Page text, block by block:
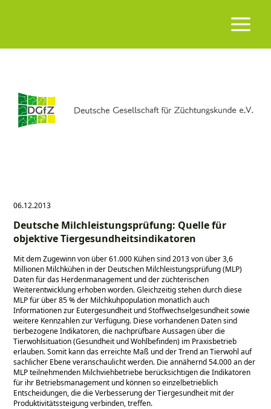
06.12.2013
Deutsche Milchleistungsprüfung: Quelle für
objektive Tiergesundheitsindikatoren
Mit dem Zugewinn von über 61.000 Kühen sind 2013 von über 3,6
Millionen Milchkühen in der Deutschen Milchleistungsprüfung (MLP)
Daten für das Herdenmanagement und der züchterischen
Weiterentwicklung erhoben worden. Gleichzeitig stehen durch diese
MLP für über 85 % der Milchkuhpopulation monatlich auch
Informationen zur Eutergesundheit und Stoffwechselgesundheit sowie
weitere Kennzahlen zur Verfügung. Diese vorhandenen Daten sind
tierbezogene Indikatoren, die nachprüfbare Aussagen über die
Tierwohlsituation (Gesundheit und Wohlbefinden) im Praxisbetrieb
erlauben. Somit kann das erreichte Maß und der Trend an Tierwohl auf
sachlicher Ebene veranschaulicht werden. Die annähernd 54.000 an der
MLP teilnehmenden Milchviehbetriebe berücksichtigen die Indikatoren
für ihr Betriebsmanagement und können so einzelbetrieblich
Entscheidungen, die die Verbesserung der Tiergesundheit mit der
Produktivitätssteigung verbinden, treffen.